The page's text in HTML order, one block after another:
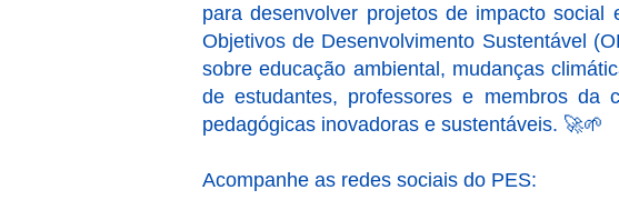
para desenvolver projetos de impacto
Objetivos de Desenvolvimento Sustentável
sobre educação ambiental, mudanças
de estudantes, professores e membros da
pedagógicas inovadoras e sustentáveis. 🚀🌱
Acompanhe as redes sociais do PES: